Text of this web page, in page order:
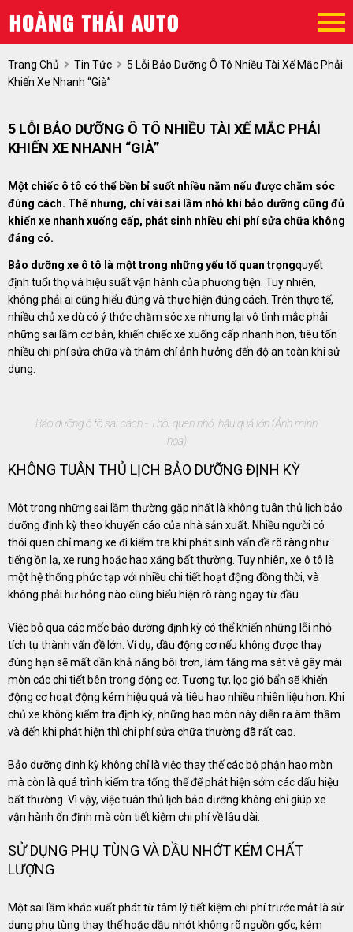
Trang Chủ Tin Tức
5 Lỗi Bảo Dưỡng Ô Tô Nhiều Tài Xế Mắc Phải
Khiến Xe Nhanh “già”
5 LỖI BẢO DƯỠNG Ô TÔ NHIỀU TÀI XẾ MẮC PHẢI
KHIẾN XE NHANH “GIÀ”
Một chiếc ô tô có thể bền bỉ suốt nhiều năm nếu được chăm sóc
đúng cách. Thế nhưng, chỉ vài sai lầm nhỏ khi bảo dưỡng cũng đủ
khiến xe nhanh xuống cấp, phát sinh nhiều chi phí sửa chữa không
đáng có.
Bảo dưỡng xe ô tô là một trong những yếu tố quan trọngquyết
định tuổi thọ và hiệu suất vận hành của phương tiện. Tuy nhiên,
không phải ai cũng hiểu đúng và thực hiện đúng cách. Trên thực tế,
nhiều chủ xe dù có ý thức chăm sóc xe nhưng lại vô tình mắc phải
những sai lầm cơ bản, khiến chiếc xe xuống cấp nhanh hơn, tiêu tốn
nhiều chi phí sửa chữa và thậm chí ảnh hưởng đến độ an toàn khi sử
dụng.
Bảo dưỡng ô tô sai cách - Thói quen nhỏ, hậu quả lớn (Ảnh minh
họa)
KHÔNG TUÂN THỦ LỊCH BẢO DƯỠNG ĐỊNH KỲ
Một trong những sai lầm thường gặp nhất là không tuân thủ lịch bảo
dưỡng định kỳ theo khuyến cáo của nhà sản xuất. Nhiều người có
thói quen chỉ mang xe đi kiểm tra khi phát sinh vấn đề rõ ràng như
tiếng ồn lạ, xe rung hoặc hao xăng bất thường. Tuy nhiên, xe ô tô là
một hệ thống phức tạp với nhiều chi tiết hoạt động đồng thời, và
không phải hư hỏng nào cũng biểu hiện rõ ràng ngay từ đầu.
Việc bỏ qua các mốc bảo dưỡng định kỳ có thể khiến những lỗi nhỏ
tích tụ thành vấn đề lớn. Ví dụ, dầu động cơ nếu không được thay
đúng hạn sẽ mất dần khả năng bôi trơn, làm tăng ma sát và gây mài
mòn các chi tiết bên trong động cơ. Tương tự, lọc gió bẩn sẽ khiến
động cơ hoạt động kém hiệu quả và tiêu hao nhiều nhiên liệu hơn. Khi
chủ xe không kiểm tra định kỳ, những hao mòn này diễn ra âm thầm
và đến khi phát hiện thì chi phí sửa chữa thường đã rất cao.
Bảo dưỡng định kỳ không chỉ là việc thay thế các bộ phận hao mòn
mà còn là quá trình kiểm tra tổng thể để phát hiện sớm các dấu hiệu
bất thường. Vì vậy, việc tuân thủ lịch bảo dưỡng không chỉ giúp xe
vận hành ổn định mà còn tiết kiệm chi phí về lâu dài.
SỬ DỤNG PHỤ TÙNG VÀ DẦU NHỚT KÉM CHẤT
LƯỢNG
Một sai lầm khác xuất phát từ tâm lý tiết kiệm chi phí trước mắt là sử
dụng phụ tùng thay thế hoặc dầu nhớt không rõ nguồn gốc, kém